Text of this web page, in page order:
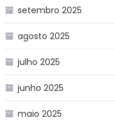
setembro 2025
agosto 2025
julho 2025
junho 2025
maio 2025